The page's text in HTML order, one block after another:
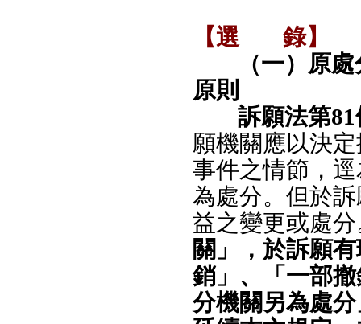
【選
錄】
（一）原
原則
訴願法第
願機關應以決
事件之情節，
為處分。但於
益之變更或處
關」，於訴願
銷」、「一部
分機關另為處